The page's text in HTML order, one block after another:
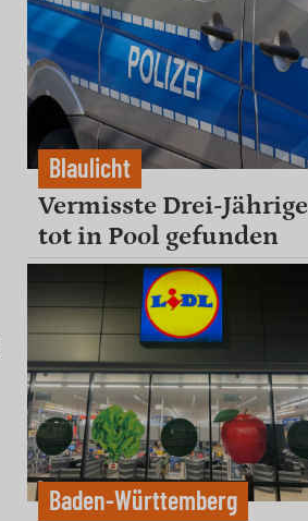
Blaulicht
Vermisste Drei-Jährige
tot in Pool gefunden
Baden-Württemberg